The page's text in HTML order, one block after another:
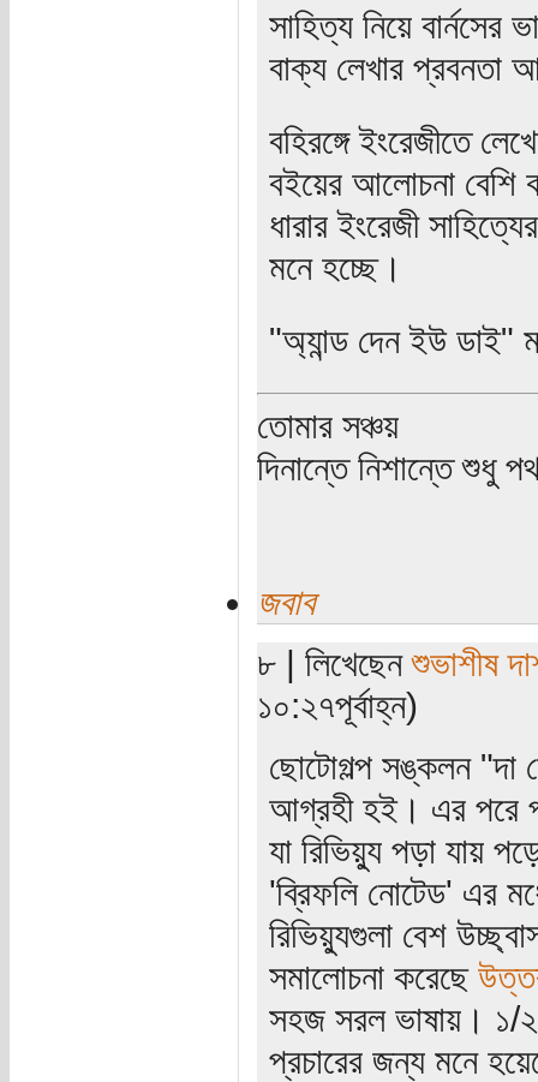
সাহিত্য নিয়ে
বাক্য লেখার প্রবনতা
বহিরঙ্গে ইংরেজীতে
বইয়ের আলোচনা বেশি
ধারার ইংরেজী
মনে হচ্ছে।
"অ্যান্ড দেন ইউ ডাই"
তোমার সঞ্চয়
দিনান্তে নিশান্তে শুধু
জবাব
৮ | লিখেছেনশুভাশীষ
১০:২৭পূর্বাহ্ন)
ছোটোগল্প সঙ্কলন "দা
আগ্রহী হই। এর পরে
যা রিভিয়্যু পড়া যায়
'ব্রিফলি নোটেড' এর
রিভিয়্যুগুলা বেশ
সমালোচনা করেছে
সহজ সরল ভাষায়। ১/২
প্রচারের জন্য মনে